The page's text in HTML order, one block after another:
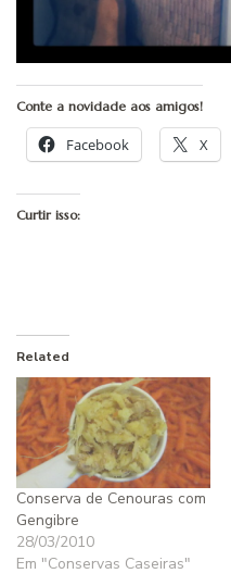
Conte a novidade aos amigos!
Facebook X
Curtir isso:
Related
Conserva de Cenouras com
Gengibre
28/03/2010
Em "Conservas Caseiras"